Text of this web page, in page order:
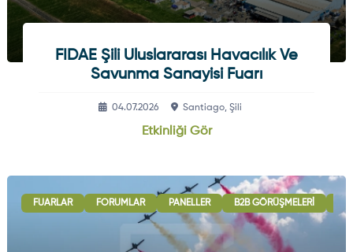
FIDAE Şili Uluslararası Havacılık Ve
Savunma Sanayisi Fuarı
04.07.2026 Santiago, Şili
Etkinliği Gör
FUARLAR FORUMLAR PANELLER B2B GÖRÜŞMELERI